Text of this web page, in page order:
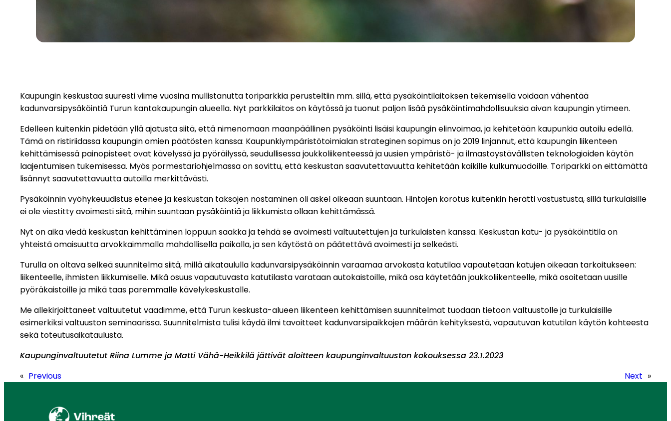
Kaupungin keskustaa suuresti viime vuosina mullistanutta toriparkkia perusteltiin mm. sillä, että pysäköintilaitoksen tekemisellä voidaan vähentää
kadunvarsipysäköintiä Turun kantakaupungin alueella. Nyt parkkilaitos on käytössä ja tuonut paljon lisää pysäköintimahdollisuuksia aivan kaupungin ytimeen.
Edelleen kuitenkin pidetään yllä ajatusta siitä, että nimenomaan maanpäällinen pysäköinti lisäisi kaupungin elinvoimaa, ja kehitetään kaupunkia autoilu edellä.
Tämä on ristiriidassa kaupungin omien päätösten kanssa: Kaupunkiympäristötoimialan strateginen sopimus on jo 2019 linjannut, että kaupungin liikenteen
kehittämisessä painopisteet ovat kävelyssä ja pyöräilyssä, seudullisessa joukkoliikenteessä ja uusien ympäristö- ja ilmastoystävällisten teknologioiden käytön
laajentumisen tukemisessa. Myös pormestariohjelmassa on sovittu, että keskustan saavutettavuutta kehitetään kaikille kulkumuodoille. Toriparkki on eittämättä
lisännyt saavutettavuutta autoilla merkittävästi.
Pysäköinnin vyöhykeuudistus etenee ja keskustan taksojen nostaminen oli askel oikeaan suuntaan. Hintojen korotus kuitenkin herätti vastustusta, sillä turkulaisille
ei ole viestitty avoimesti siitä, mihin suuntaan pysäköintiä ja liikkumista ollaan kehittämässä.
Nyt on aika viedä keskustan kehittäminen loppuun saakka ja tehdä se avoimesti valtuutettujen ja turkulaisten kanssa. Keskustan katu- ja pysäköintitila on
yhteistä omaisuutta arvokkaimmalla mahdollisella paikalla, ja sen käytöstä on päätettävä avoimesti ja selkeästi.
Turulla on oltava selkeä suunnitelma siitä, millä aikataululla kadunvarsipysäköinnin varaamaa arvokasta katutilaa vapautetaan katujen oikeaan tarkoitukseen:
liikenteelle, ihmisten liikkumiselle. Mikä osuus vapautuvasta katutilasta varataan autokaistoille, mikä osa käytetään joukkoliikenteelle, mikä osoitetaan uusille
pyöräkaistoille ja mikä taas paremmalle kävelykeskustalle.
Me allekirjoittaneet valtuutetut vaadimme, että Turun keskusta-alueen liikenteen kehittämisen suunnitelmat tuodaan tietoon valtuustolle ja turkulaisille
esimerkiksi valtuuston seminaarissa. Suunnitelmista tulisi käydä ilmi tavoitteet kadunvarsipaikkojen määrän kehityksestä, vapautuvan katutilan käytön kohteesta
sekä toteutusaikataulusta.
Kaupunginvaltuutetut Riina Lumme ja Matti Vähä-Heikkilä jättivät aloitteen kaupunginvaltuuston kokouksessa 23.1.2023
« Previous Next »